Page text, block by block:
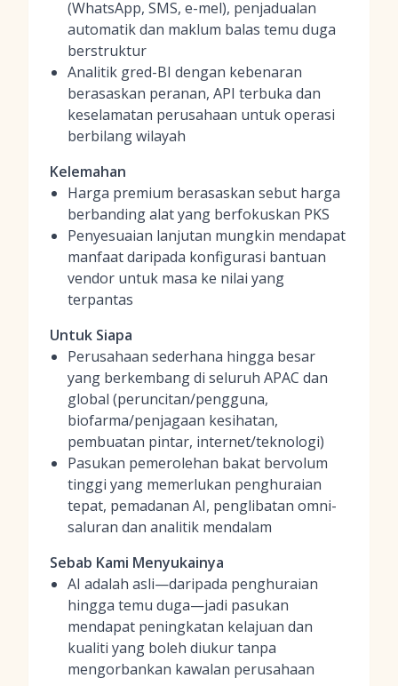
(WhatsApp, SMS, e-mel), penjadualan
automatik dan maklum balas temu duga
berstruktur
Analitik gred-BI dengan kebenaran
berasaskan peranan, API terbuka dan
keselamatan perusahaan untuk operasi
berbilang wilayah
Kelemahan
Harga premium berasaskan sebut harga
berbanding alat yang berfokuskan PKS
Penyesuaian lanjutan mungkin mendapat
manfaat daripada konfigurasi bantuan
vendor untuk masa ke nilai yang
terpantas
Untuk Siapa
Perusahaan sederhana hingga besar
yang berkembang di seluruh APAC dan
global (peruncitan/pengguna,
biofarma/penjagaan kesihatan,
pembuatan pintar, internet/teknologi)
Pasukan pemerolehan bakat bervolum
tinggi yang memerlukan penghuraian
tepat, pemadanan AI, penglibatan omni-
saluran dan analitik mendalam
Sebab Kami Menyukainya
AI adalah asli—daripada penghuraian
hingga temu duga—jadi pasukan
mendapat peningkatan kelajuan dan
kualiti yang boleh diukur tanpa
mengorbankan kawalan perusahaan